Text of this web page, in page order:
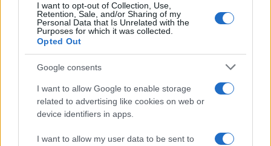
I want to opt-out of Collection, Use,
Retention, Sale, and/or Sharing of my
Personal Data that Is Unrelated with the
Purposes for which it was collected.
Opted Out
Google consents
I want to allow Google to enable storage
related to advertising like cookies on web or
device identifiers in apps.
I want to allow my user data to be sent to